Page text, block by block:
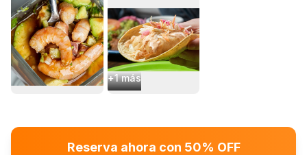
+1más
Reserva ahora con 50% OFF